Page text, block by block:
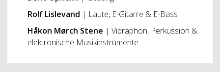
Rolf Lislevand | Laute, E-Gitarre & E-Bass
Håkon Mørch Stene | Vibraphon, Perkussion &
elektronische Musikinstrumente